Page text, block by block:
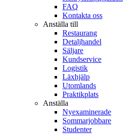
FAQ
Kontakta oss
Anställa till
Restaurang
Detaljhandel
Säljare
Kundservice
Logistik
Läxhjälp
Utomlands
Praktikplats
Anställa
Nyexaminerade
Sommarjobbare
Studenter